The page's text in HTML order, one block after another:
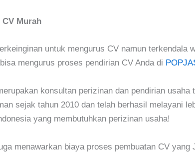
CV Murah
untuk mengurus CV namun terkendala
mengurus proses pendirian CV Anda di
konsultan perizinan dan pendirian usaha
sejak tahun 2010 dan telah berhasil melayani
yang membutuhkan perizinan usaha!
menawarkan biaya proses pembuatan CV yang